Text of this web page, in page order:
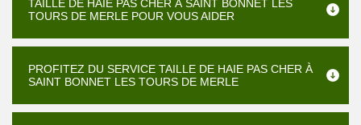
TAILLE DE HAIE PAS CHER À SAINT BONNET LES
TOURS DE MERLE POUR VOUS AIDER
PROFITEZ DU SERVICE TAILLE DE HAIE PAS CHER À
SAINT BONNET LES TOURS DE MERLE